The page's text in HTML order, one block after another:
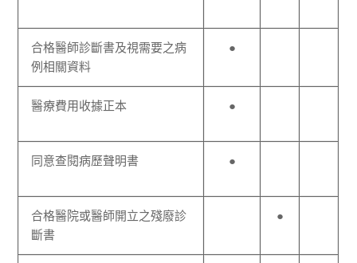
合格醫師診斷書及視需要之病
例相關資料
●
醫療費用收據正本 ●
同意查閱病歷聲明書 ●
合格醫院或醫師開立之殘廢診
斷書
●